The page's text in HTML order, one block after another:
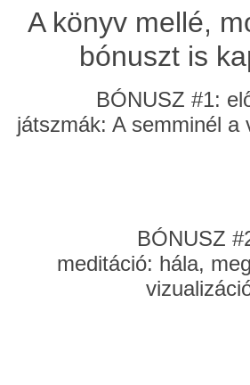
A könyv mellé,
bónuszt is
BÓNUSZ #1:
játszmák: A semminél a
BÓNUSZ #2:
meditáció: hála,